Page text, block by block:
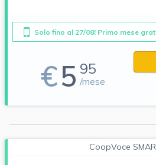
Solo fino al 27/08! Primo mese
€5 95
/mese
CoopVoce